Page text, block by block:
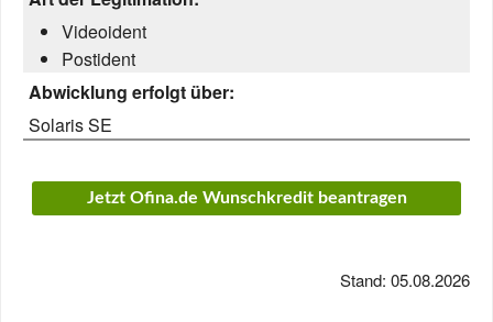
Videoident
Postident
Abwicklung erfolgt über:
Solaris SE
Jetzt Ofina.de Wunschkredit beantragen
Stand: 05.08.2026